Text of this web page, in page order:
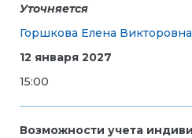
Уточняется
Горшкова Елена Викторовна
12 января 2027
15:00
Возможности учета